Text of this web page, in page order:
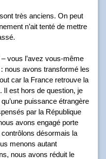
très anciens. On peut
n’ait tenté de mettre
vous l’avez vous-même
nous avons transformé les
car la France retrouve la
Il est hors de question, je
puissance étrangère
par la République
avons engagé porte
désormais la
menons autant
nous avons réduit le